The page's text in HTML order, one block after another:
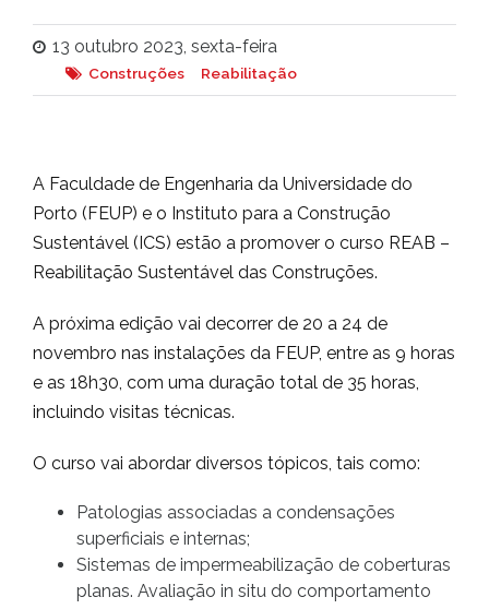
13 outubro 2023, sexta-feira
Construções Reabilitação
A Faculdade de Engenharia da Universidade do
Porto (FEUP) e o Instituto para a Construção
Sustentável (ICS) estão a promover o curso REAB –
Reabilitação Sustentável das Construções.
A próxima edição vai decorrer de 20 a 24 de
novembro nas instalações da FEUP, entre as 9 horas
e as 18h30, com uma duração total de 35 horas,
incluindo visitas técnicas.
O curso vai abordar diversos tópicos, tais como:
Patologias associadas a condensações
superficiais e internas;
Sistemas de impermeabilização de coberturas
planas. Avaliação in situ do comportamento